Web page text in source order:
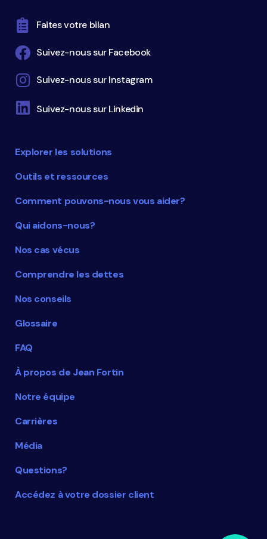
Explorer les solutions
Outils et ressources
Comment pouvons-nous vous aider?
Qui aidons-nous?
Nos cas vécus
Comprendre les dettes
Nos conseils
Glossaire
FAQ
À propos de Jean Fortin
Notre équipe
Carrières
Média
Questions?
Accédez à votre dossier client
Faites votre bilan
Suivez-nous sur Facebook
Suivez-nous sur Instagram
Suivez-nous sur Linkedin